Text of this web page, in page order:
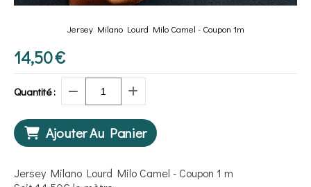
Jersey Milano Lourd Milo Camel - Coupon 1m
14,50€
Quantité :
Ajouter Au Panier
Jersey Milano Lourd Milo Camel - Coupon 1 m